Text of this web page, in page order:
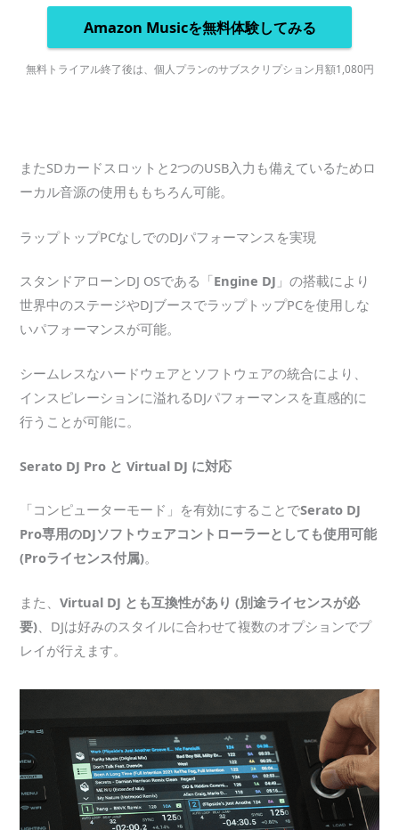
Amazon Musicを無料体験してみる
無料トライアル終了後は、個人プランのサブスクリプション月額1,080円
またSDカードスロットと2つのUSB入力も備えているためロ
ーカル音源の使用ももちろん可能。
ラップトップPCなしでのDJパフォーマンスを実現
スタンドアローンDJ OSである「Engine DJ 」の搭載により
世界中のステージやDJブースでラップトップPCを使用しな
いパフォーマンスが可能。
シームレスなハードウェアとソフトウェアの統合により、
インスピレーションに溢れるDJパフォーマンスを直感的に
行うことが可能に。
Serato DJ Pro と Virtual DJ に対応
「コンピューターモード」を有効にすることでSerato DJ
Pro専用のDJソフトウェアコントローラーとしても使用可能
(Proライセンス付属)。
また、Virtual DJ とも互換性があり (別途ライセンスが必
要)、DJは好みのスタイルに合わせて複数のオプションでプ
レイが行えます。